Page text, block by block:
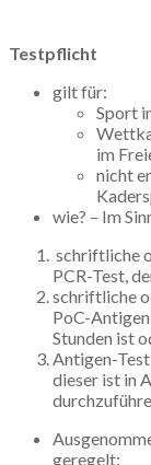
Testpflicht
gilt für:
Sport
im
nicht
wie? – Im
schriftliche
PCR-Test,
schriftliche
PoC-
Stunden ist
Antigen-
dieser ist in
geregelt: